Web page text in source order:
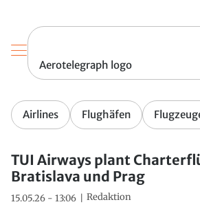
Aerotelegraph logo
Airlines Flughäfen
TUI Airways plant
Bratislava und Prag
15.05.26 - 13:06 Redaktion